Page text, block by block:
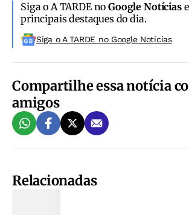
Siga o A TARDE noGoogle Notícias
principais destaques do dia.
Siga o A TARDE no Google Noticias
Compartilhe essa notícia
amigos
Relacionadas